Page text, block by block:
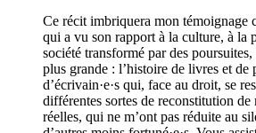
Ce récit imbriquera mon témoignage
qui a vu son rapport à la culture, à la
société transformé par des
plus grande : l’histoire de livres et de
d’écrivain·e·s qui, face au droit, se
différentes sortes de reconstitution de
réelles, qui ne m’ont pas réduite au